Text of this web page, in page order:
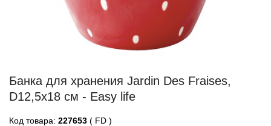
Банка для хранения Jardin Des Fraises,
D12,5х18 см - Easy life
Код товара: 227653 ( FD )